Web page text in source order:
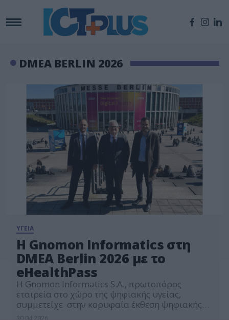
DMEA BERLIN 2026
ΥΓΕΙΑ
H Gnomon Informatics στη
DMEA Berlin 2026 με το
eHealthPass
Η Gnomon Informatics S.A., πρωτοπόρος
εταιρεία στο χώρο της ψηφιακής υγείας,
συμμετείχε στην κορυφαία έκθεση ψηφιακής